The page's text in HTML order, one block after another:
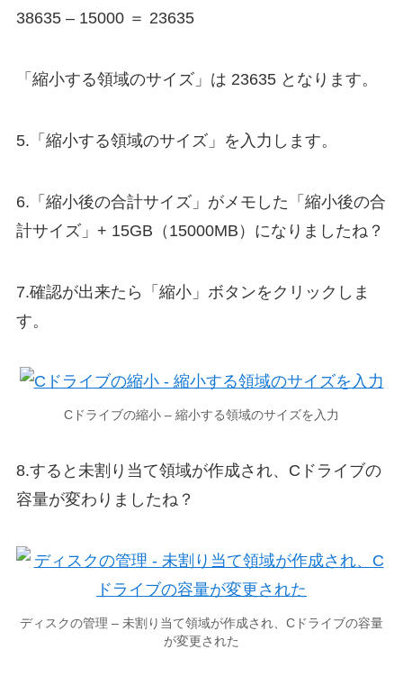
38635 – 15000 ＝ 23635
「縮小する領域のサイズ」は 23635 となります。
5.「縮小する領域のサイズ」を入力します。
6.「縮小後の合計サイズ」がメモした「縮小後の合
計サイズ」+ 15GB（15000MB）になりましたね？
7.確認が出来たら「縮小」ボタンをクリックしま
す。
Cドライブの縮小 – 縮小する領域のサイズを入力
8.すると未割り当て領域が作成され、Cドライブの
容量が変わりましたね？
ディスクの管理 – 未割り当て領域が作成され、Cドライブの容量
が変更された